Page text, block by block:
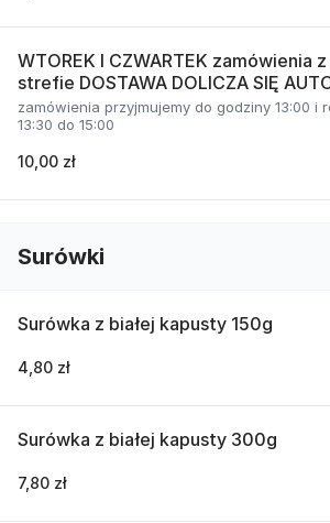
WTOREK I CZWARTEK zamówienia
strefie DOSTAWA DOLICZA SIĘ
zamówienia przyjmujemy do godziny 13:00 i
13:30 do 15:00
10,00 zł
Surówki
Surówka z białej kapusty 150g
4,80 zł
Surówka z białej kapusty 300g
7,80 zł